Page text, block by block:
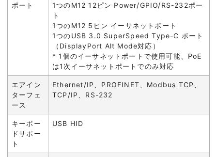
ポート
1つのM12 12ピン Power/GPIO/RS-232ポー
ト
1つのM12 5ピン イーサネットポート
1つのUSB 3.0 SuperSpeed Type-C ポート
（DisplayPort Alt Mode対応）
* 1個のイーサネットポートで使用可能、PoE
は1次イーサネットポートでのみ対応
エアイン
ターフェ
ース
Ethernet/IP、PROFINET、Modbus TCP、
TCP/IP、RS-232
キーボー
ドサポー
ト
USB HID